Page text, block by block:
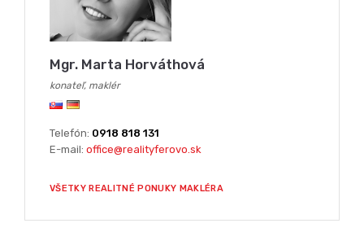
Mgr. Marta Horváthová
konateľ, maklér
Telefón: 0918 818 131
E-mail: office@realityferovo.sk
VŠETKY REALITNÉ PONUKY MAKLÉRA